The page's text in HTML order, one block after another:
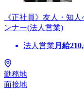
《正社員》友人・知
ンナー(法人営業)
法人営業 月給
勤務地
面接地